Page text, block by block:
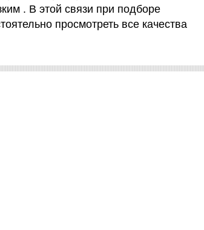
. В этой связи при подборе
просмотреть все качества